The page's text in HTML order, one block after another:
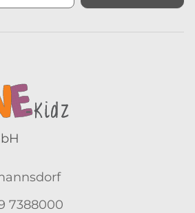
7388000